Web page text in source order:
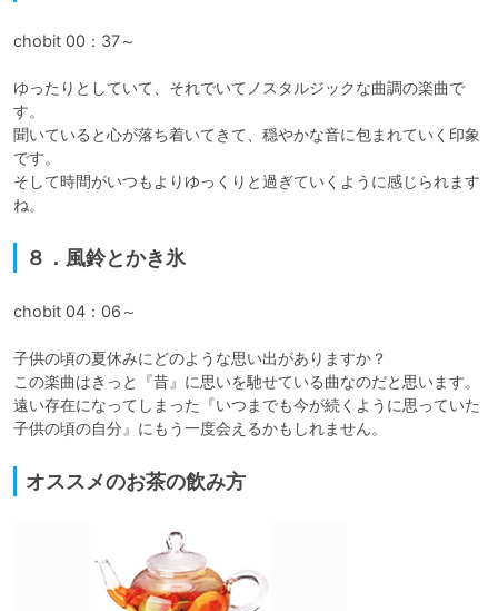
chobit 00：37～
ゆったりとしていて、それでいてノスタルジックな曲調の楽曲で
す。
聞いていると心が落ち着いてきて、穏やかな音に包まれていく印象
です。
そして時間がいつもよりゆっくりと過ぎていくように感じられます
ね。
８．風鈴とかき氷
chobit 04：06～
子供の頃の夏休みにどのような思い出がありますか？
この楽曲はきっと『昔』に思いを馳せている曲なのだと思います。
遠い存在になってしまった『いつまでも今が続くように思っていた
オススメのお茶の飲み方